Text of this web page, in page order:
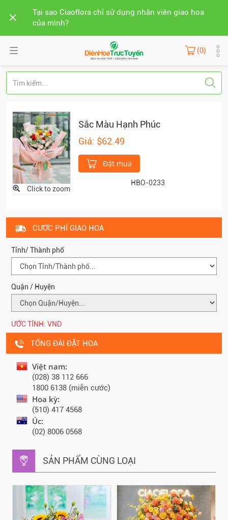
Tại sao Ciaoflora chỉ sử dụng nhân viên giao hoa
của mình?
(0)
Click to zoom
Sắc Màu Hạnh Phúc
Giá: $62.49
Đặt mua
HBO-0233
CƯỚC PHÍ GIAO HOA
Tỉnh/ Thành phố
Quận / Huyện
ƯỚC TÍNH: VND
TỔNG ĐÀI ĐẶT HOA
Việt nam:
(028) 38 112 666
1800 6138 (miễn cước)
Hoa kỳ:
(510) 417 4568
Úc:
(02) 8006 0568
SẢN PHẨM CÙNG LOẠI